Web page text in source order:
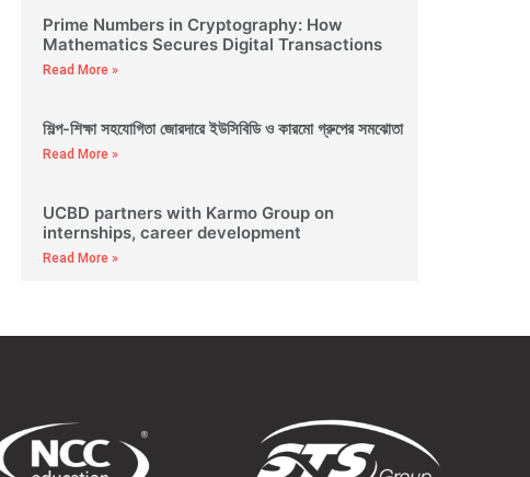
Prime Numbers in Cryptography: How
Mathematics Secures Digital Transactions
Read More »
শিল্প-শিক্ষা সহযোগিতা জোরদারে ইউসিবিডি ও কারমো গ্রুপের সমঝোতা
Read More »
UCBD partners with Karmo Group on
internships, career development
Read More »